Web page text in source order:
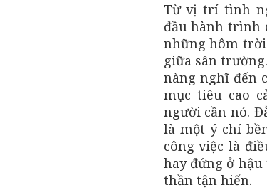
Từ vị trí tình
đầu hành trình
những hôm
giữa sân
nàng nghĩ đến
mục tiêu cao
người cần nó.
là một ý chí
công việc là
hay đứng ở
thần tận hiến.